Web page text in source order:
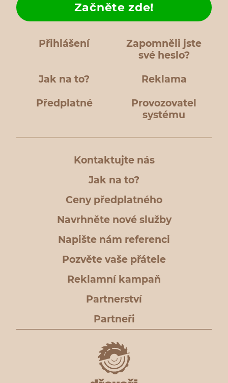
Přihlášení
Zapomněli jste
své heslo?
Jak na to?
Začněte zde!
Reklama
Předplatné
Provozovatel
systému
Kontaktujte nás
Jak na to?
Ceny předplatného
Navrhněte nové služby
Napište nám referenci
Pozvěte vaše přátele
Reklamní kampaň
Partnerství
Partneři